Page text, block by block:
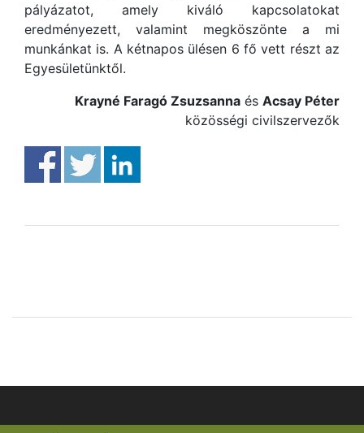
pályázatot, amely kiváló kapcsolatokat
eredményezett, valamint megköszönte a mi
munkánkat is. A kétnapos ülésen 6 fő vett részt az
Egyesületünktől.
Krayné Faragó Zsuzsanna és Acsay Péter
közösségi civilszervezők